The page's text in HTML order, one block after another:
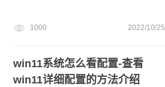
1000 2022/10/25
win11系统怎么看配置-查看
win11详细配置的方法介绍